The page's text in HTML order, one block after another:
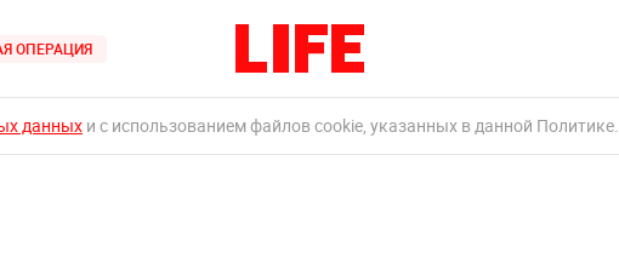
ОПЕРАЦИЯ
данных и с использованием файлов cookie, указанных в данной Политике.